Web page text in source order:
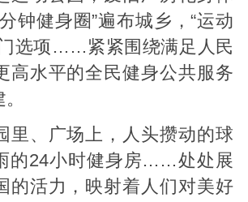
钟健身圈”遍布城乡，“运动
选项……紧紧围绕满足人民
高水平的全民健身公共服务
里、广场上，人头攒动的球
的24小时健身房……处处展
的活力，映射着人们对美好